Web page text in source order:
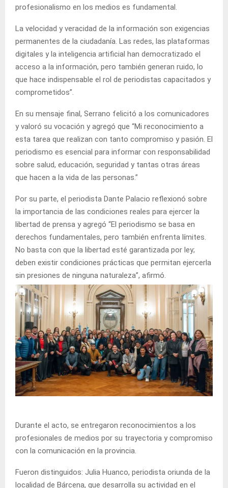
profesionalismo en los medios es fundamental.
La velocidad y veracidad de la información son exigencias
permanentes de la ciudadanía. Las redes, las plataformas
digitales y la inteligencia artificial han democratizado el
acceso a la información, pero también generan ruido, lo
que hace indispensable el rol de periodistas capacitados y
comprometidos”.
En su mensaje final, Serrano felicitó a los comunicadores
y valoró su vocación y agregó que “Mi reconocimiento a
esta tarea que realizan con tanto compromiso y pasión. El
periodismo es esencial para informar con responsabilidad
sobre salud, educación, seguridad y tantas otras áreas
que hacen a la vida de las personas.”
Por su parte, el periodista Dante Palacio reflexionó sobre
la importancia de las condiciones reales para ejercer la
libertad de prensa y agregó “El periodismo se basa en
derechos fundamentales, pero también enfrenta límites.
No basta con que la libertad esté garantizada por ley;
deben existir condiciones prácticas que permitan ejercerla
sin presiones de ninguna naturaleza”, afirmó.
Durante el acto, se entregaron reconocimientos a los
profesionales de medios por su trayectoria y compromiso
con la comunicación en la provincia.
Fueron distinguidos: Julia Huanco, periodista oriunda de la
localidad de Bárcena, que desarrolla su actividad en el